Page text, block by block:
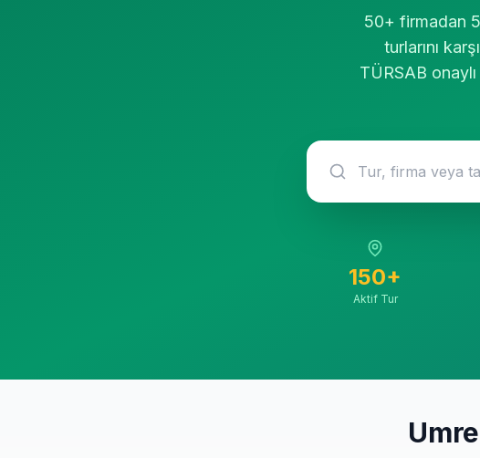
50+ firmadan
turlarını
TÜRSAB
150+
Aktif Tur